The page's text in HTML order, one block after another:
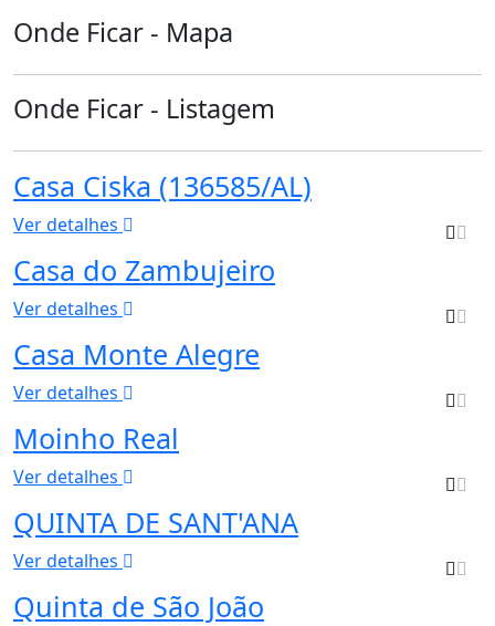
Onde Ficar - Mapa
Onde Ficar - Listagem
Casa Ciska (136585/AL)
Ver detalhes
Casa do Zambujeiro
Ver detalhes
Casa Monte Alegre
Ver detalhes
Moinho Real
Ver detalhes
QUINTA DE SANT'ANA
Ver detalhes
Quinta de São João